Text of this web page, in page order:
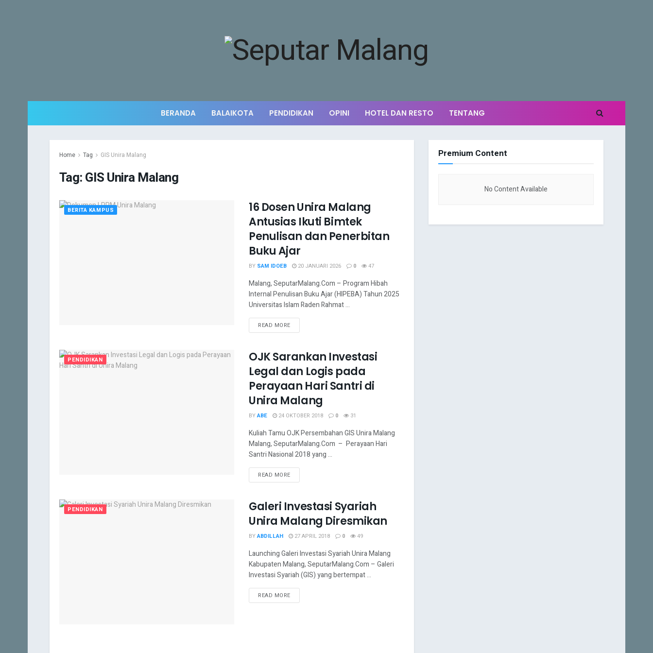
BERANDA BALAIKOTA PENDIDIKAN OPINI HOTEL DAN RESTO TENTANG
Home Tag GIS Unira Malang
Tag:GIS Unira Malang
BERITA KAMPUS
16 Dosen Unira Malang
Antusias Ikuti Bimtek
Penulisan dan Penerbitan
Buku Ajar
BY SAM IDOEB 20 JANUARI 2026 0 47
Malang, SeputarMalang.Com – Program Hibah
Internal Penulisan Buku Ajar (HIPEBA) Tahun 2025
Universitas Islam Raden Rahmat ...
READ MORE
PENDIDIKAN
OJK Sarankan Investasi
Legal dan Logis pada
Perayaan Hari Santri di
Unira Malang
BYABE 24 OKTOBER 2018 0 31
Kuliah Tamu OJK Persembahan GIS Unira Malang
Malang, SeputarMalang.Com – Perayaan Hari
Santri Nasional 2018 yang ...
READ MORE
PENDIDIKAN
Galeri Investasi Syariah
Unira Malang Diresmikan
BYABDILLAH 27 APRIL 2018 0 49
Launching Galeri Investasi Syariah Unira Malang
Kabupaten Malang, SeputarMalang.Com – Galeri
Investasi Syariah (GIS) yang bertempat ...
READ MORE
Premium Content
No Content Available